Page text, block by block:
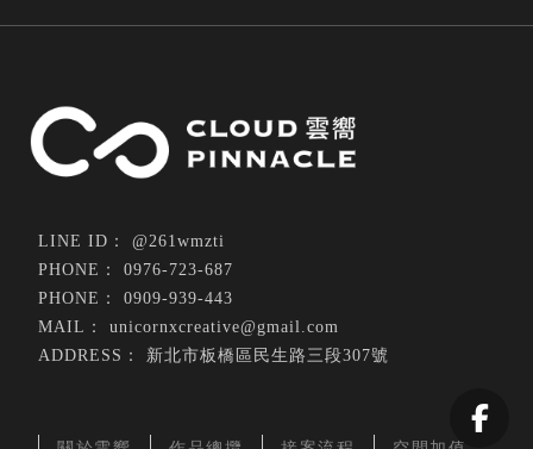
@261wmzti
0976-723-687
0909-939-443
unicornxcreative@gmail.com
新北市板橋區民生路三段307號